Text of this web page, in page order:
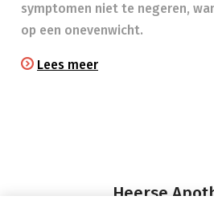
symptomen niet te negeren,
op een onevenwicht.
Lees meer
Heerse